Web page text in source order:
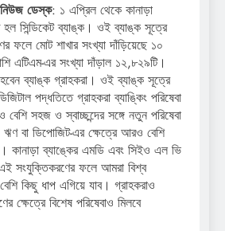
ডেস্ক: ১ এপ্রিল থেকে কানাড়া
হল সিন্ডিকেট ব্যাঙ্ক। ওই ব্যাঙ্ক সূত্রে
ফলে মোট শাখার সংখ্যা দাঁড়িয়েছে ১০
এটিএম-এর সংখ্যা দাঁড়াল ১২,৮২৯টি।
ব্যাঙ্ক গ্রাহকরা। ওই ব্যাঙ্ক সূত্রে
পদ্ধতিতে গ্রাহকরা ব্যাঙ্কিং পরিষেবা
সহজ ও স্বাচ্ছন্দের সঙ্গে নতুন পরিষেবা
বা ডিপোজিট-এর ক্ষেত্রে আরও বেশি
কানাড়া ব্যাঙ্কের এমডি এবং সিইও এল ভি
সংযুক্তিকরণের ফলে আমরা বিশ্ব
কিছু ধাপ এগিয়ে যাব। গ্রাহকরাও
বিশেষ পরিষেবাও মিলবে